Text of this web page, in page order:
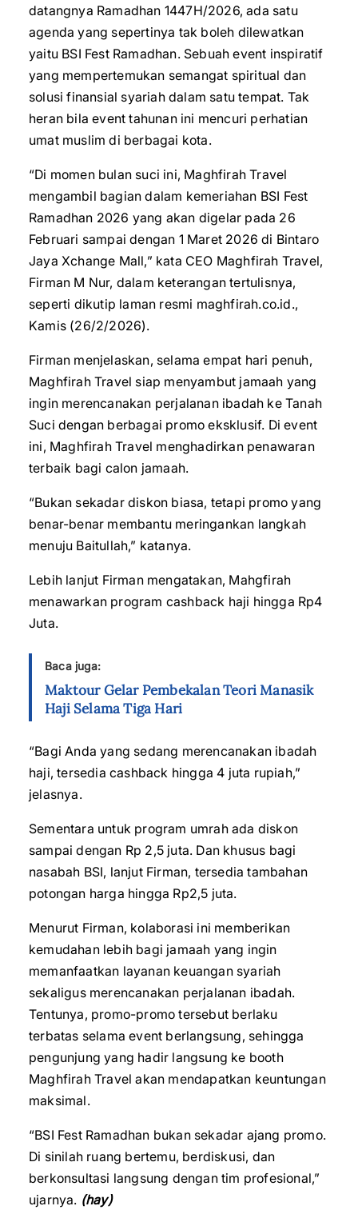
datangnya Ramadhan 1447H/2026, ada satu
agenda yang sepertinya tak boleh dilewatkan
yaitu BSI Fest Ramadhan. Sebuah event inspiratif
yang mempertemukan semangat spiritual dan
solusi finansial syariah dalam satu tempat. Tak
heran bila event tahunan ini mencuri perhatian
umat muslim di berbagai kota.
“Di momen bulan suci ini, Maghfirah Travel
mengambil bagian dalam kemeriahan BSI Fest
Ramadhan 2026 yang akan digelar pada 26
Februari sampai dengan 1 Maret 2026 di Bintaro
Jaya Xchange Mall,” kata CEO Maghfirah Travel,
Firman M Nur, dalam keterangan tertulisnya,
seperti dikutip laman resmi maghfirah.co.id.,
Kamis (26/2/2026).
Firman menjelaskan, selama empat hari penuh,
Maghfirah Travel siap menyambut jamaah yang
ingin merencanakan perjalanan ibadah ke Tanah
Suci dengan berbagai promo eksklusif. Di event
ini, Maghfirah Travel menghadirkan penawaran
terbaik bagi calon jamaah.
“Bukan sekadar diskon biasa, tetapi promo yang
benar-benar membantu meringankan langkah
menuju Baitullah,” katanya.
Lebih lanjut Firman mengatakan, Mahgfirah
menawarkan program cashback haji hingga Rp4
Juta.
Baca juga:
Maktour Gelar Pembekalan Teori Manasik
Haji Selama Tiga Hari
“Bagi Anda yang sedang merencanakan ibadah
haji, tersedia cashback hingga 4 juta rupiah,”
jelasnya.
Sementara untuk program umrah ada diskon
sampai dengan Rp 2,5 juta. Dan khusus bagi
nasabah BSI, lanjut Firman, tersedia tambahan
potongan harga hingga Rp2,5 juta.
Menurut Firman, kolaborasi ini memberikan
kemudahan lebih bagi jamaah yang ingin
memanfaatkan layanan keuangan syariah
sekaligus merencanakan perjalanan ibadah.
Tentunya, promo-promo tersebut berlaku
terbatas selama event berlangsung, sehingga
pengunjung yang hadir langsung ke booth
Maghfirah Travel akan mendapatkan keuntungan
maksimal.
“BSI Fest Ramadhan bukan sekadar ajang promo.
Di sinilah ruang bertemu, berdiskusi, dan
berkonsultasi langsung dengan tim profesional,”
ujarnya. (hay)